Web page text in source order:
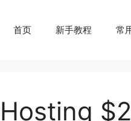
首页 新手教程 常